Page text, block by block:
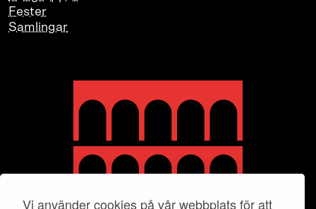
Vi använder cookies på vår webbplats för att
Fester
Samlingar